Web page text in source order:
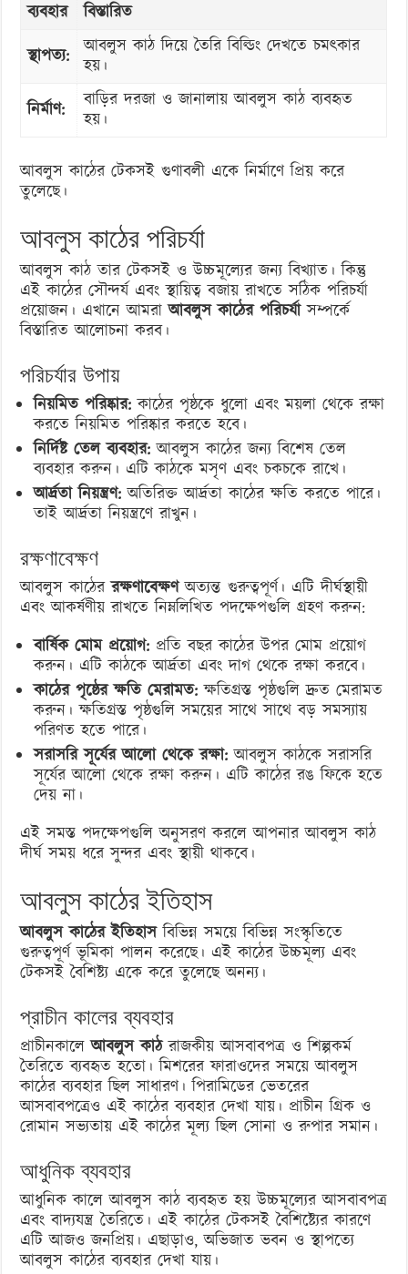
ব্যবহার
বিস্তারিত
স্থাপত্য:
আবলুস কাঠ দিয়ে তৈরি বিল্ডিং দেখতে চমৎকার
হয়।
নির্মাণ:
বাড়ির দরজা ও জানালায় আবলুস কাঠ ব্যবহৃত
হয়।
আবলুস কাঠের টেকসই গুণাবলী একে নির্মাণে প্রিয় করে
তুলেছে।
আবলুস কাঠের পরিচর্যা
আবলুস কাঠ তার টেকসই ও উচ্চমূল্যের জন্য বিখ্যাত। কিন্তু
এই কাঠের সৌন্দর্য এবং স্থায়িত্ব বজায় রাখতে সঠিক পরিচর্যা
প্রয়োজন। এখানে আমরাআবলুস কাঠের পরিচর্যাসম্পর্কে
বিস্তারিত আলোচনা করব।
পরিচর্যার উপায়
নিয়মিত পরিষ্কার: কাঠের পৃষ্ঠকে ধুলো এবং ময়লা থেকে রক্ষা
করতে নিয়মিত পরিষ্কার করতে হবে।
নির্দিষ্ট তেল ব্যবহার: আবলুস কাঠের জন্য বিশেষ তেল
ব্যবহার করুন। এটি কাঠকে মসৃণ এবং চকচকে রাখে।
আর্দ্রতা নিয়ন্ত্রণ: অতিরিক্ত আর্দ্রতা কাঠের ক্ষতি করতে পারে।
তাই আর্দ্রতা নিয়ন্ত্রণে রাখুন।
রক্ষণাবেক্ষণ
আবলুস কাঠেররক্ষণাবেক্ষণঅত্যন্ত গুরুত্বপূর্ণ। এটি দীর্ঘস্থায়ী
এবং আকর্ষণীয় রাখতে নিম্নলিখিত পদক্ষেপগুলি গ্রহণ করুন:
বার্ষিক মোম প্রয়োগ: প্রতি বছর কাঠের উপর মোম প্রয়োগ
করুন। এটি কাঠকে আর্দ্রতা এবং দাগ থেকে রক্ষা করবে।
কাঠের পৃষ্ঠের ক্ষতি মেরামত: ক্ষতিগ্রস্ত পৃষ্ঠগুলি দ্রুত মেরামত
করুন। ক্ষতিগ্রস্ত পৃষ্ঠগুলি সময়ের সাথে সাথে বড় সমস্যায়
পরিণত হতে পারে।
সরাসরি সূর্যের আলো থেকে রক্ষা: আবলুস কাঠকে সরাসরি
সূর্যের আলো থেকে রক্ষা করুন। এটি কাঠের রঙ ফিকে হতে
দেয় না।
এই সমস্ত পদক্ষেপগুলি অনুসরণ করলে আপনার আবলুস কাঠ
দীর্ঘ সময় ধরে সুন্দর এবং স্থায়ী থাকবে।
আবলুস কাঠের ইতিহাস
আবলুস কাঠের ইতিহাসবিভিন্ন সময়ে বিভিন্ন সংস্কৃতিতে
গুরুত্বপূর্ণ ভূমিকা পালন করেছে। এই কাঠের উচ্চমূল্য এবং
টেকসই বৈশিষ্ট্য একে করে তুলেছে অনন্য।
প্রাচীন কালের ব্যবহার
প্রাচীনকালেআবলুস কাঠরাজকীয় আসবাবপত্র ও শিল্পকর্ম
তৈরিতে ব্যবহৃত হতো। মিশরের ফারাওদের সময়ে আবলুস
কাঠের ব্যবহার ছিল সাধারণ। পিরামিডের ভেতরের
আসবাবপত্রেও এই কাঠের ব্যবহার দেখা যায়। প্রাচীন গ্রিক ও
রোমান সভ্যতায় এই কাঠের মূল্য ছিল সোনা ও রুপার সমান।
আধুনিক ব্যবহার
আধুনিক কালে আবলুস কাঠ ব্যবহৃত হয় উচ্চমূল্যের আসবাবপত্র
এবং বাদ্যযন্ত্র তৈরিতে। এই কাঠের টেকসই বৈশিষ্ট্যের কারণে
এটি আজও জনপ্রিয়। এছাড়াও, অভিজাত ভবন ও স্থাপত্যে
আবলুস কাঠের ব্যবহার দেখা যায়।